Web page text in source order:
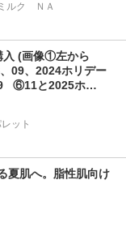
ルク　ＮＡ
入 (画像①左から
09、2024ホリデー
⑥11と2025ホ…
ット
夏肌へ。脂性肌向け